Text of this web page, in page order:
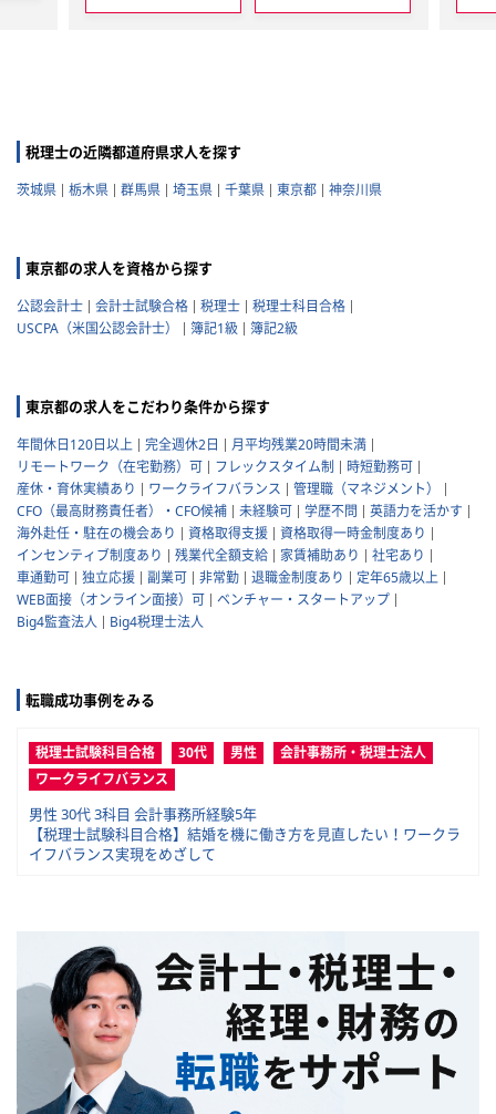
税理士の近隣都道府県求人を探す
茨城県 栃木県 群馬県 埼玉県 千葉県 東京都 神奈川県
東京都の求人を資格から探す
公認会計士 会計士試験合格 税理士
税理士科目合格
USCPA（米国公認会計士）
簿記1級 簿記2級
東京都の求人をこだわり条件から探す
年間休日120日以上 完全週休2日
月平均残業20時間未満
リモートワーク（在宅勤務）可
フレックスタイム制
時短勤務可
産休・育休実績あり
ワークライフバランス
管理職（マネジメント）
CFO（最高財務責任者）・CFO候補
未経験可 学歴不問
英語力を活かす
海外赴任・駐在の機会あり
資格取得支援
資格取得一時金制度あり
インセンティブ制度あり
残業代全額支給 家賃補助あり
社宅あり
車通勤可
独立応援 副業可 非常勤 退職金制度あり
定年65歳以上
WEB面接（オンライン面接）可
ベンチャー・スタートアップ
Big4監査法人
Big4税理士法人
転職成功事例をみる
税理士試験科目合格 30代 男性
会計事務所・税理士法人
ワークライフバランス
男性 30代 3科目 会計事務所経験5年
【税理士試験科目合格】結婚を機に働き方を見直したい！ワークラ
イフバランス実現をめざして